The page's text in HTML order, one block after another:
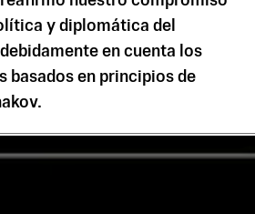
y diplomática del
en cuenta los
basados en principios de